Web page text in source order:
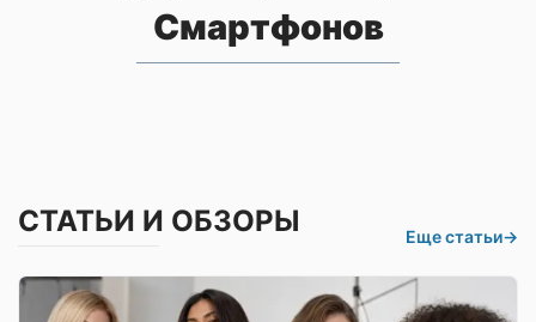
Смартфонов
СТАТЬИ И ОБЗОРЫ Еще статьи→